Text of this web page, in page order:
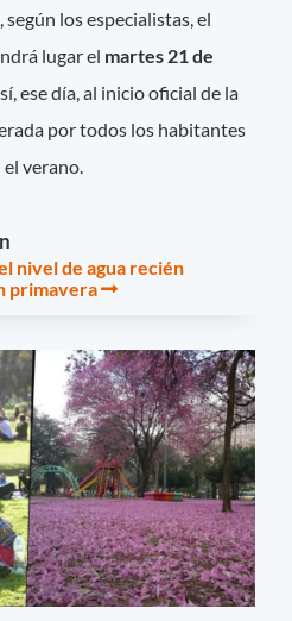
según los especialistas, el
lugar el martes 21 de
ese día, al inicio oficial de la
por todos los habitantes
verano.
nivel de agua recién
primavera